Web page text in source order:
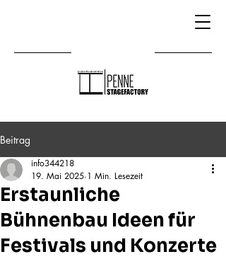
Beitrag
Erstaunliche
Bühnenbau Ideen für
Festivals und Konzerte
info344218
19. Mai 2025 1 Min. Lesezeit